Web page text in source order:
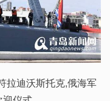
拉迪沃斯托克,俄海军